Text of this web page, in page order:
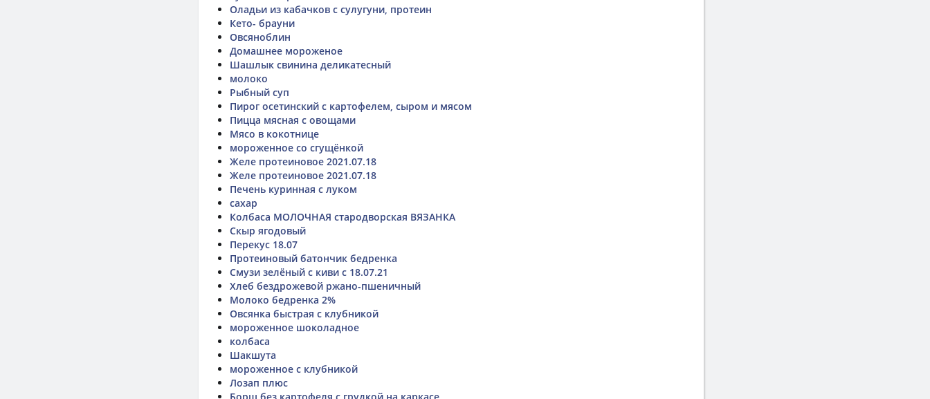
Оладьи из кабачков с сулугуни, протеин
Кето- брауни
Овсяноблин
Домашнее мороженое
Шашлык свинина деликатесный
молоко
Рыбный суп
Пирог осетинский с картофелем, сыром и мясом
Пицца мясная с овощами
Мясо в кокотнице
мороженное со сгущёнкой
Желе протеиновое 2021.07.18
Желе протеиновое 2021.07.18
Печень куринная с луком
сахар
Колбаса МОЛОЧНАЯ стародворская ВЯЗАНКА
Скыр ягодовый
Перекус 18.07
Протеиновый батончик бедренка
Смузи зелёный с киви с 18.07.21
Хлеб бездрожевой ржано-пшеничный
Молоко бедренка 2%
Овсянка быстрая с клубникой
мороженное шоколадное
колбаса
Шакшута
мороженное с клубникой
Лозап плюс